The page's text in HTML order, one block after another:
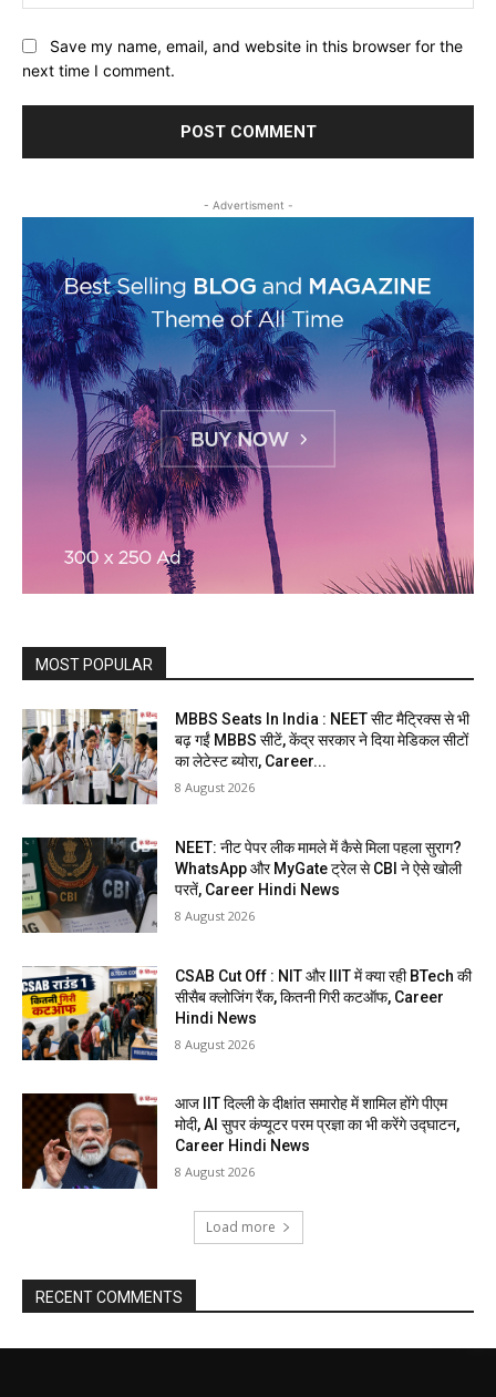
Save my name, email, and website in this browser for the
next time I comment.
- Advertisment -
MOST POPULAR
MBBS Seats In India : NEET सीट मैट्रिक्स से भी
बढ़ गईं MBBS सीटें, केंद्र सरकार ने दिया मेडिकल सीटों
का लेटेस्ट ब्योरा, Career...
8 August 2026
NEET: नीट पेपर लीक मामले में कैसे मिला पहला सुराग?
WhatsApp और MyGate ट्रेल से CBI ने ऐसे खोली
परतें, Career Hindi News
8 August 2026
CSAB Cut Off : NIT और IIIT में क्या रही BTech की
सीसैब क्लोजिंग रैंक, कितनी गिरी कटऑफ, Career
Hindi News
8 August 2026
आज IIT दिल्ली के दीक्षांत समारोह में शामिल होंगे पीएम
मोदी, AI सुपर कंप्यूटर परम प्रज्ञा का भी करेंगे उद्घाटन,
Career Hindi News
8 August 2026
Load more
RECENT COMMENTS